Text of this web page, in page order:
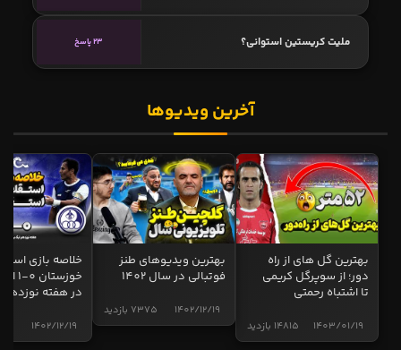
ملیت کریستین استوانی؟ 23 پاسخ
آخرین ویدیوها
بهترین گل های از راه
دور؛ از سوپرگل کریمی
تا اشتباه رحمتی
14815 بازدید 1403/01/19
بهترین ویدیوهای طنز
فوتبالی در سال 1402
7375 بازدید 1402/12/19
خلاصه بازی
در هفته نوزدهم
1402/12/19